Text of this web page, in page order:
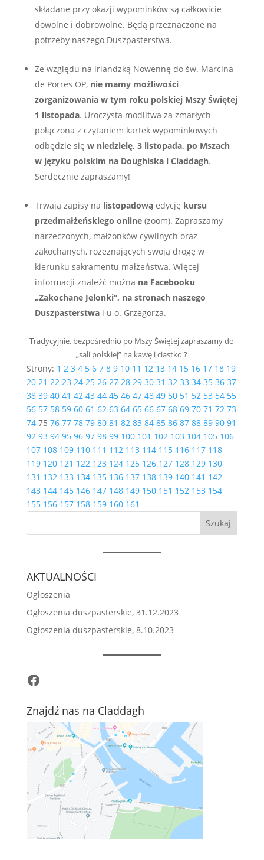
składane przy okazji wypominków są całkowicie
dowolne i dobrowolne. Będą przeznaczone na
potrzeby naszego Duszpasterstwa.
Ze względu na irlandzką Nowennę do św. Marcina
de Porres OP, nie mamy możliwości
zorganizowania w tym roku polskiej Mszy Świętej
1 listopada. Uroczysta modlitwa za zmarłych
połączona z czytaniem kartek wypominkowych
odbędzie się w niedzielę, 3 listopada, po Mszach
w języku polskim na Doughiska i Claddagh.
Serdecznie zapraszamy!
Trwają zapisy na listopadowąedycję kursu
przedmałżeńskiego online(zoom). Zapraszamy
narzeczonych, małżonków cywilnych oraz
zakochanych, rozeznających swoją drogę w
kierunku sakramentu małżeństwa. Więcej
informacji znaleźć można na Facebooku
„Zakochane Jelonki”, na stronach naszego
Duszpasterstwa i u o. Grzegorza.
Tradycyjnie, bezpośrednio po Mszy Świętej zapraszamy do
„sali polskiej” na kawę i ciastko ?
Strony: 1 2 3 4 5 6 7 8 9 10 11 12 13 14 15 16 17 18 19
20 21 22 23 24 25 26 27 28 29 30 31 32 33 34 35 36 37
38 39 40 41 42 43 44 45 46 47 48 49 50 51 52 53 54 55
56 57 58 59 60 61 62 63 64 65 66 67 68 69 70 71 72 73
74 75 76 77 78 79 80 81 82 83 84 85 86 87 88 89 90 91
92 93 94 95 96 97 98 99 100 101 102 103 104 105 106
107 108 109 110 111 112 113 114 115 116 117 118
119 120 121 122 123 124 125 126 127 128 129 130
131 132 133 134 135 136 137 138 139 140 141 142
143 144 145 146 147 148 149 150 151 152 153 154
155 156 157 158 159 160 161
Szukaj
AKTUALNOŚCI
Ogłoszenia
Ogłoszenia duszpasterskie, 31.12.2023
Ogłoszenia duszpasterskie, 8.10.2023
Facebook
Znajdź nas na Claddagh